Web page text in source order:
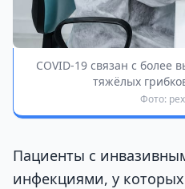
COVID-19 связан с более
тяжёлых
Фото:
Пациенты с
инфекциями, у